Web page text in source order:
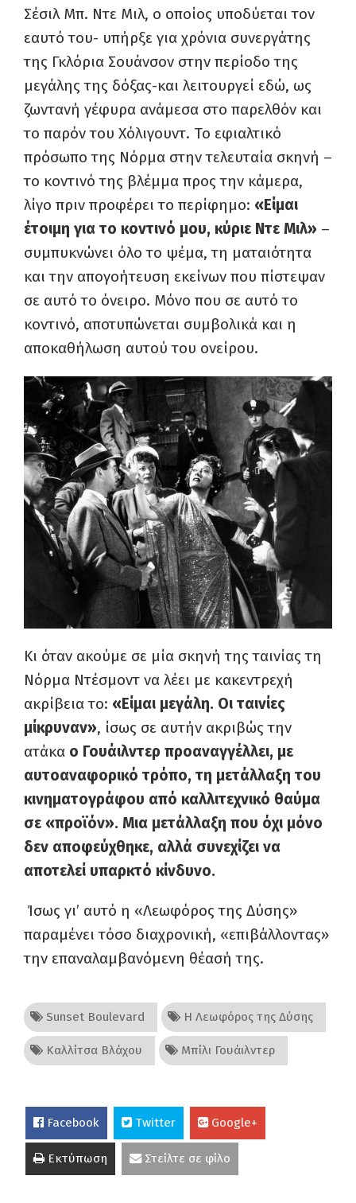
Σέσιλ Μπ. Ντε Μιλ, ο οποίος υποδύεται τον
εαυτό του- υπήρξε για χρόνια συνεργάτης
της Γκλόρια Σουάνσον στην περίοδο της
μεγάλης της δόξας-και λειτουργεί εδώ, ως
ζωντανή γέφυρα ανάμεσα στο παρελθόν και
το παρόν του Χόλιγουντ. Το εφιαλτικό
πρόσωπο της Νόρμα στην τελευταία σκηνή –
το κοντινό της βλέμμα προς την κάμερα,
λίγο πριν προφέρει το περίφημο: «Είμαι
έτοιμη για το κοντινό μου, κύριε Ντε Μιλ» –
συμπυκνώνει όλο το ψέμα, τη ματαιότητα
και την απογοήτευση εκείνων που πίστεψαν
σε αυτό το όνειρο. Μόνο που σε αυτό το
κοντινό, αποτυπώνεται συμβολικά και η
αποκαθήλωση αυτού του ονείρου.
Κι όταν ακούμε σε μία σκηνή της ταινίας τη
Νόρμα Ντέσμοντ να λέει με κακεντρεχή
ακρίβεια το: «Είμαι μεγάλη. Οι ταινίες
μίκρυναν», ίσως σε αυτήν ακριβώς την
ατάκα ο Γουάιλντερ προαναγγέλλει, με
αυτοαναφορικό τρόπο, τη μετάλλαξη του
κινηματογράφου από καλλιτεχνικό θαύμα
σε «προϊόν». Μια μετάλλαξη που όχι μόνο
δεν αποφεύχθηκε, αλλά συνεχίζει να
αποτελεί υπαρκτό κίνδυνο.
Ίσως γι’ αυτό η «Λεωφόρος της Δύσης»
παραμένει τόσο διαχρονική, «επιβάλλοντας»
την επαναλαμβανόμενη θέασή της.
Sunset Boulevard Η Λεωφόρος της Δύσης
Καλλίτσα Βλάχου Μπίλι Γουάιλντερ
Facebook Twitter Google+
Εκτύπωση Στείλτε σε φίλο